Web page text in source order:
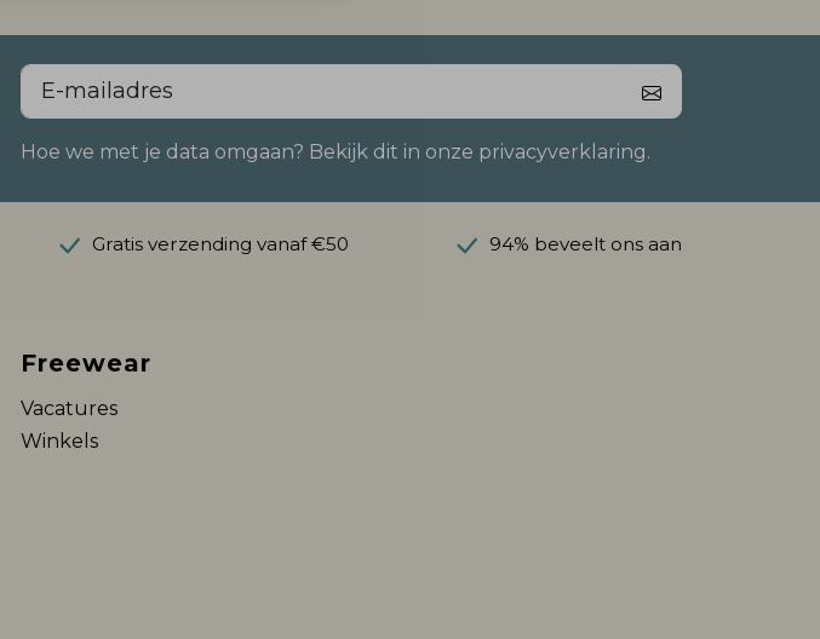
Hoe we met je data omgaan? Bekijk dit in onze privacyverklaring.
Gratis verzending vanaf €50 94% beveelt ons aan
Freewear
Vacatures
Winkels